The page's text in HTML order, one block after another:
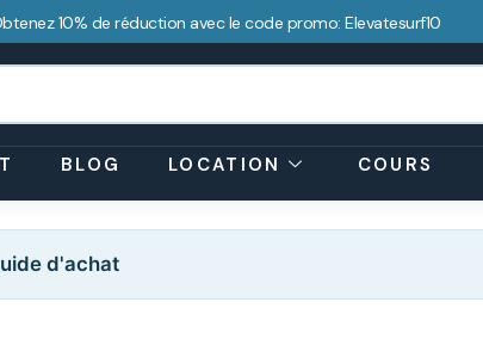
10% de réduction avec le code promo: Elevatesurf10
BLOG LOCATION
COURS
d'achat